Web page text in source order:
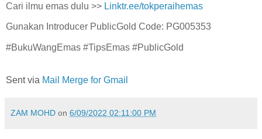
Cari ilmu emas dulu >> Linktr.ee/tokperaihemas
Gunakan Introducer PublicGold Code: PG005353
#BukuWangEmas #TipsEmas #PublicGold
Sent via Mail Merge for Gmail
ZAM MOHD on 6/09/2022 02:11:00 PM